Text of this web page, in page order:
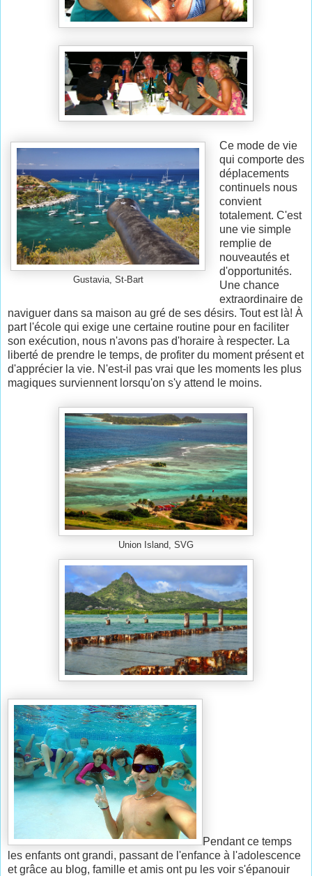
Gustavia, St-Bart
Ce mode de vie
qui comporte des
déplacements
continuels nous
convient
totalement. C'est
une vie simple
remplie de
nouveautés et
d'opportunités.
Une chance
extraordinaire de
naviguer dans sa maison au gré de ses désirs. Tout est là! À
part l'école qui exige une certaine routine pour en faciliter
son exécution, nous n'avons pas d'horaire à respecter. La
liberté de prendre le temps, de profiter du moment présent et
d'apprécier la vie. N'est-il pas vrai que les moments les plus
magiques surviennent lorsqu'on s'y attend le moins.
Union Island, SVG
Pendant ce temps
les enfants ont grandi, passant de l'enfance à l'adolescence
et grâce au blog, famille et amis ont pu les voir s'épanouir